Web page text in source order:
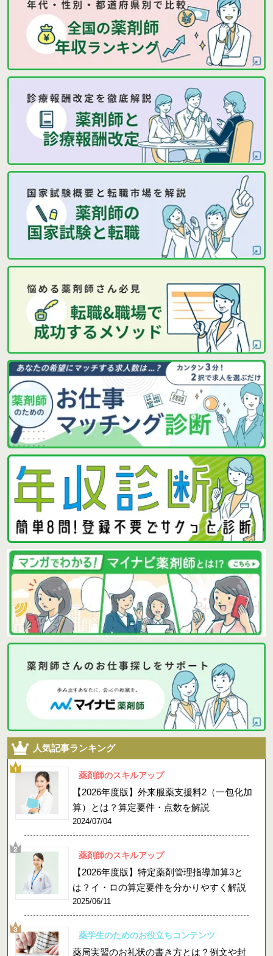
人気記事ランキング
薬剤師のスキルアップ
【2026年度版】外来服薬支援料2（一包化加
算）とは？算定要件・点数を解説
2024/07/04
薬剤師のスキルアップ
【2026年度版】特定薬剤管理指導加算3と
は？イ・ロの算定要件を分かりやすく解説
2025/06/11
薬学生のためのお役立ちコンテンツ
薬局実習のお礼状の書き方とは？例文や封